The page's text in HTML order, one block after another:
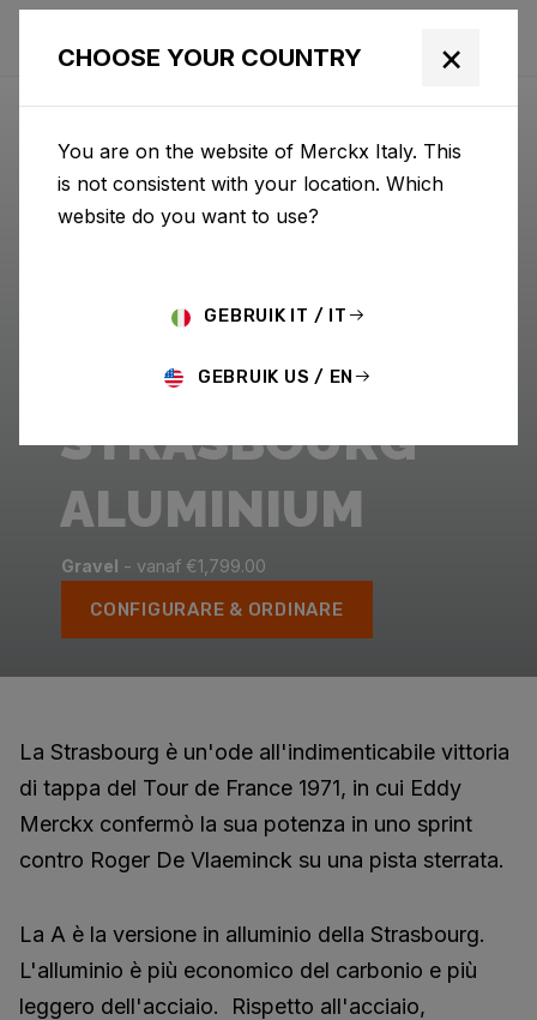
STRASBOURG
ALUMINIUM
Gravel - vanaf €1,799.00
CONFIGURARE & ORDINARE
La Strasbourg è un'ode all'indimenticabile vittoria
di tappa del Tour de France 1971, in cui Eddy
Merckx confermò la sua potenza in uno sprint
contro Roger De Vlaeminck su una pista sterrata.
La A è la versione in alluminio della Strasbourg.
L'alluminio è più economico del carbonio e più
leggero dell'acciaio. Rispetto all'acciaio,
CHOOSE YOUR COUNTRY ×
You are on the website of Merckx Italy. This
is not consistent with your location. Which
website do you want to use?
GEBRUIK IT / IT
GEBRUIK US / EN